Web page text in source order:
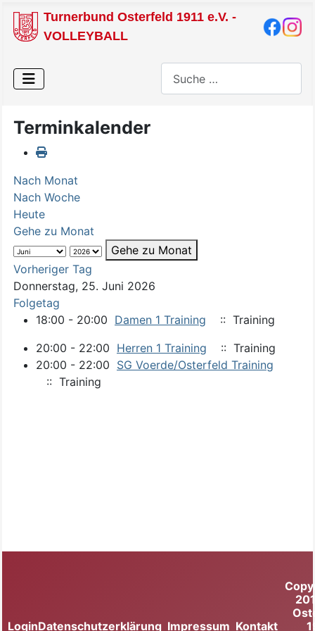
Turnerbund Osterfeld 1911 e.V. -
VOLLEYBALL
Terminkalender
Nach Monat
Nach Woche
Heute
Gehe zu Monat
Gehe zu Monat
Vorheriger Tag
Donnerstag, 25. Juni 2026
Folgetag
18:00 - 20:00 Damen 1 Training
:: Training
20:00 - 22:00 Herren 1 Training
:: Training
20:00 - 22:00 SG Voerde/Osterfeld Training
:: Training
LoginDatenschutzerklärung Impressum Kontakt